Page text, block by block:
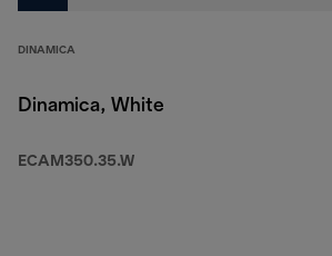
DINAMICA
Dinamica, White
ECAM350.35.W